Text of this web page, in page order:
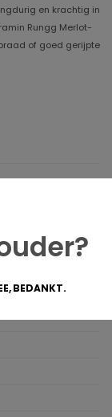
BEDANKT.
en krachtig in
Rungg Merlot-
of goed gerijpte
Sauvignon, 15%